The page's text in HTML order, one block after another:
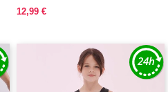
12,99 €